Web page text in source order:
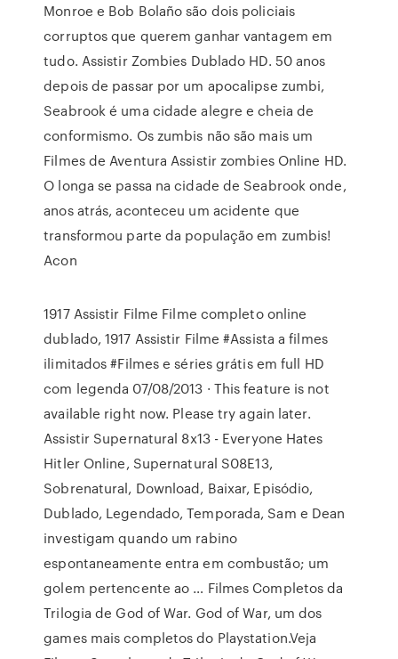
Monroe e Bob Bolaño são dois policiais
corruptos que querem ganhar vantagem em
tudo. Assistir Zombies Dublado HD. 50 anos
depois de passar por um apocalipse zumbi,
Seabrook é uma cidade alegre e cheia de
conformismo. Os zumbis não são mais um
Filmes de Aventura Assistir zombies Online HD.
O longa se passa na cidade de Seabrook onde,
anos atrás, aconteceu um acidente que
transformou parte da população em zumbis!
Acon
1917 Assistir Filme Filme completo online
dublado, 1917 Assistir Filme #Assista a filmes
ilimitados #Filmes e séries grátis em full HD
com legenda 07/08/2013 · This feature is not
available right now. Please try again later.
Assistir Supernatural 8x13 - Everyone Hates
Hitler Online, Supernatural S08E13,
Sobrenatural, Download, Baixar, Episódio,
Dublado, Legendado, Temporada, Sam e Dean
investigam quando um rabino
espontaneamente entra em combustão; um
golem pertencente ao … Filmes Completos da
Trilogia de God of War. God of War, um dos
games mais completos do Playstation.Veja